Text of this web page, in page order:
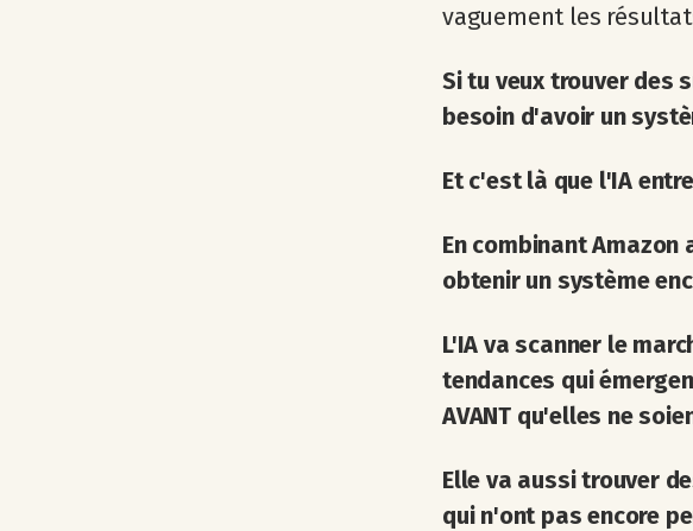
vaguement les
Si tu veux trouver des
besoin d'avoir un
Et c'est là que l'IA
En combinant
obtenir un système
L'IA va scanner le
tendances qui
AVANT qu'elles ne
Elle va aussi trouver
qui n'ont pas encore